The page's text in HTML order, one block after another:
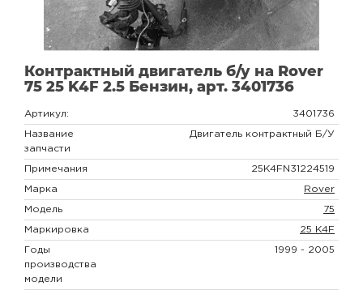
Контрактный двигатель б/у на Rover
75 25 K4F 2.5 Бензин, арт. 3401736
Артикул: 3401736
Название
запчасти
Двигатель контрактный Б/У
Примечания 25K4FN31224519
Марка Rover
Модель 75
Маркировка 25 K4F
Годы
производства
модели
1999 - 2005